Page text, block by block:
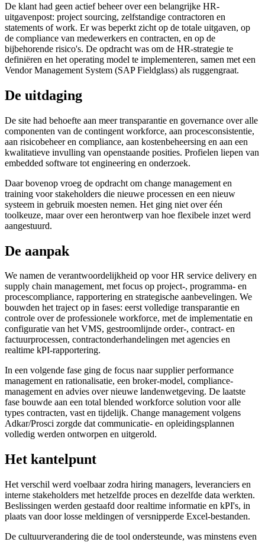
De klant had geen actief beheer over een belangrijke HR-
uitgavenpost: project sourcing, zelfstandige contractoren en
statements of work. Er was beperkt zicht op de totale uitgaven, op
de compliance van medewerkers en contracten, en op de
bijbehorende risico's. De opdracht was om de HR-strategie te
definiëren en het operating model te implementeren, samen met een
Vendor Management System (SAP Fieldglass) als ruggengraat.
De uitdaging
De site had behoefte aan meer transparantie en governance over alle
componenten van de contingent workforce, aan procesconsistentie,
aan risicobeheer en compliance, aan kostenbeheersing en aan een
kwalitatieve invulling van openstaande posities. Profielen liepen van
embedded software tot engineering en onderzoek.
Daar bovenop vroeg de opdracht om change management en
training voor stakeholders die nieuwe processen en een nieuw
systeem in gebruik moesten nemen. Het ging niet over één
toolkeuze, maar over een herontwerp van hoe flexibele inzet werd
aangestuurd.
De aanpak
We namen de verantwoordelijkheid op voor HR service delivery en
supply chain management, met focus op project-, programma- en
procescompliance, rapportering en strategische aanbevelingen. We
bouwden het traject op in fases: eerst volledige transparantie en
controle over de professionele workforce, met de implementatie en
configuratie van het VMS, gestroomlijnde order-, contract- en
factuurprocessen, contractonderhandelingen met agencies en
realtime kPI-rapportering.
In een volgende fase ging de focus naar supplier performance
management en rationalisatie, een broker-model, compliance-
management en advies over nieuwe landenwetgeving. De laatste
fase bouwde aan een total blended workforce solution voor alle
types contracten, vast en tijdelijk. Change management volgens
Adkar/Prosci zorgde dat communicatie- en opleidingsplannen
volledig werden ontworpen en uitgerold.
Het kantelpunt
Het verschil werd voelbaar zodra hiring managers, leveranciers en
interne stakeholders met hetzelfde proces en dezelfde data werkten.
Beslissingen werden gestaafd door realtime informatie en kPI's, in
plaats van door losse meldingen of versnipperde Excel-bestanden.
De cultuurverandering die de tool ondersteunde, was minstens even